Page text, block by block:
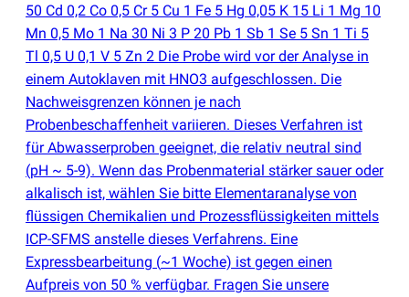
50 Cd 0,2 Co 0,5 Cr 5 Cu 1 Fe 5 Hg 0,05 K 15 Li 1 Mg 10
Mn 0,5 Mo 1 Na 30 Ni 3 P 20 Pb 1 Sb 1 Se 5 Sn 1 Ti 5
Tl 0,5 U 0,1 V 5 Zn 2 Die Probe wird vor der Analyse in
einem Autoklaven mit HNO3 aufgeschlossen. Die
Nachweisgrenzen können je nach
Probenbeschaffenheit variieren. Dieses Verfahren ist
für Abwasserproben geeignet, die relativ neutral sind
(pH ~ 5-9). Wenn das Probenmaterial stärker sauer oder
alkalisch ist, wählen Sie bitte Elementaranalyse von
flüssigen Chemikalien und Prozessflüssigkeiten mittels
ICP-SFMS anstelle dieses Verfahrens. Eine
Expressbearbeitung (~1 Woche) ist gegen einen
Aufpreis von 50 % verfügbar. Fragen Sie unsere